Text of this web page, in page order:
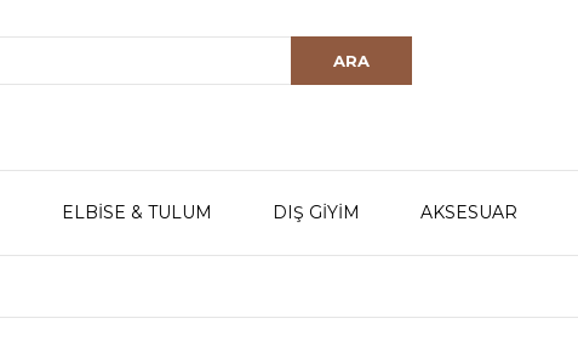
ELBİSE & TULUM DIŞ GİYİM AKSESUAR